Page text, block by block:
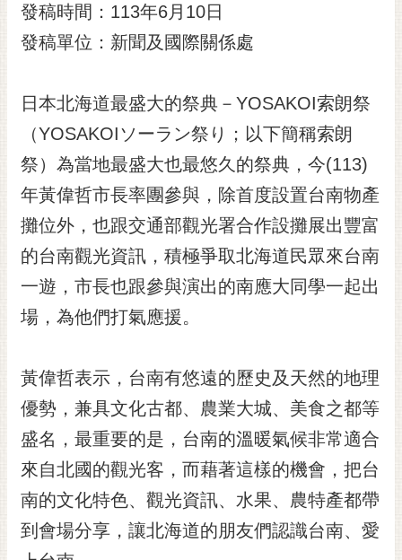
市民互動
黃
偉
哲
光
花
祭
網
站
導
覽
訂
閱
發稿時間：113年6月10日
發稿單位：新聞及國際關係處
日本北海道最盛大的祭典－YOSAKOI索朗祭
（YOSAKOIソーラン祭り；以下簡稱索朗
祭）為當地最盛大也最悠久的祭典，今(113)
年黃偉哲市長率團參與，除首度設置台南物產
攤位外，也跟交通部觀光署合作設攤展出豐富
的台南觀光資訊，積極爭取北海道民眾來台南
一遊，市長也跟參與演出的南應大同學一起出
場，為他們打氣應援。
黃偉哲表示，台南有悠遠的歷史及天然的地理
優勢，兼具文化古都、農業大城、美食之都等
盛名，最重要的是，台南的溫暖氣候非常適合
來自北國的觀光客，而藉著這樣的機會，把台
南的文化特色、觀光資訊、水果、農特產都帶
到會場分享，讓北海道的朋友們認識台南、愛